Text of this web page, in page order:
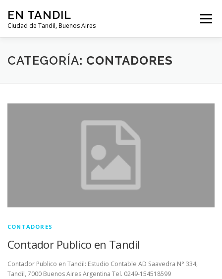
EN TANDIL
Ciudad de Tandil, Buenos Aires
Menú
INFORMACIÓN HISTORIA GUIAS
CATEGORÍA: CONTADORES
CONTADORES
Contador Publico en Tandil
Contador Publico en Tandil: Estudio Contable AD Saavedra N° 334,
Tandil, 7000 Buenos Aires Argentina Tel. 0249-154518599